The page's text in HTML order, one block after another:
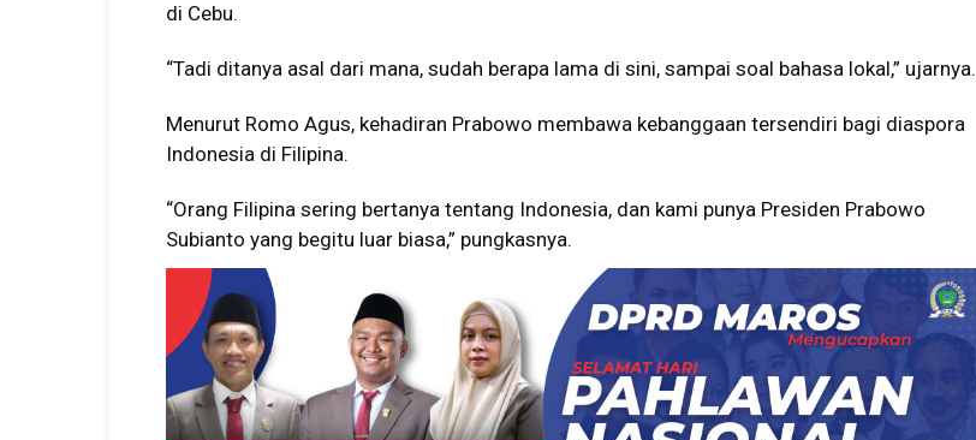
di Cebu.
“Tadi ditanya asal dari mana, sudah berapa lama di sini, sampai soal bahasa lokal,” ujarnya.
Menurut Romo Agus, kehadiran Prabowo membawa kebanggaan tersendiri bagi diaspora
Indonesia di Filipina.
“Orang Filipina sering bertanya tentang Indonesia, dan kami punya Presiden Prabowo
Subianto yang begitu luar biasa,” pungkasnya.